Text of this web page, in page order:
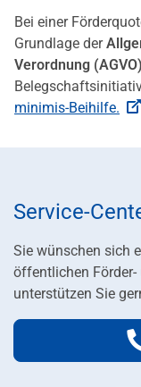
Bei einer
Grundlage der
Verordnung (AGVO)
minimis-Beihilfe.
Service-
Sie wünschen sich
öffentlichen
unterstützen Sie